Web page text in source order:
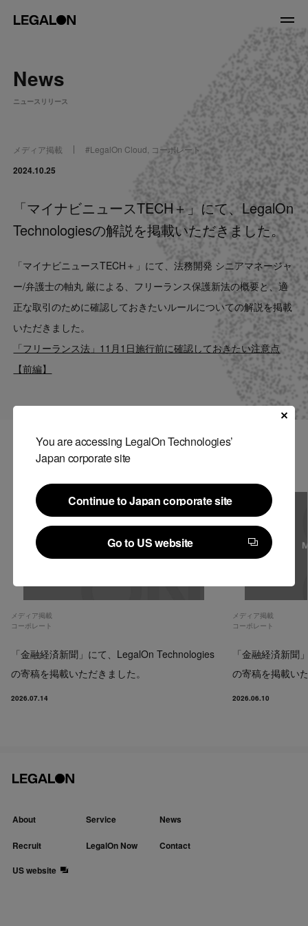
About
役員紹介
Service
News
LegalOn Now
Contact
US website
You are accessing LegalOn Technologies’
Japan corporate site
Continue to Japan corporate site
Continue to Japan corporate site
Go to US website
Go to US website
News
ニュースリリース
メディア掲載 #LegalOn Cloud コーポレート
2024.10.25
「マイナビニュースTECH＋」にて、LegalOn
Technologiesの解説を掲載いただきました。
「マイナビニュースTECH＋」にて、法務開発 シニアマネージャ
ー/弁護士の軸丸 厳による、フリーランス保護新法の概要と、適
正な取引のために確認しておきたいルールについての解説を掲載
いただきました。
「フリーランス法」11月1日施行前に確認しておきたい注意点
【前編】
関連記事
メディア掲載
コーポレート
「金融経済新聞」にて、LegalOn Technologies
の寄稿を掲載いただきました。
2026.07.14
メディア掲載
コーポレート
「金融経済新聞
の寄稿を掲載い
2026.06.10
About Service News
Recruit LegalOn Now
Contact
US website